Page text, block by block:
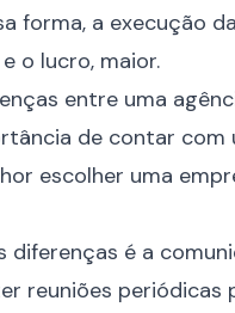
forma, a execução
o lucro, maior.
entre uma
de contar
escolher uma
diferenças é a
reuniões